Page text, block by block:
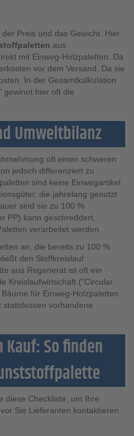
Preis und das Gewicht. Hier
aus
mit Einweg-Holzpaletten. Da
vor dem Versand. Da sie
In der Gesamtkalkulation
gewinnt hier oft die
Umweltbilanz
oft einen schweren
jedoch differenziert zu
sind keine Einwegartikel
die jahrelang genutzt
sind sie zu 100 %
PP) kann geschreddert,
verarbeitet werden.
an, die bereits zu 100 %
den Stoffkreislauf
aus Regenerat ist oft ein
Kreislaufwirtschaft ("Circular
für Einweg-Holzpaletten
vorhandene
So finden
diese Checkliste, um Ihre
Sie Lieferanten kontaktieren